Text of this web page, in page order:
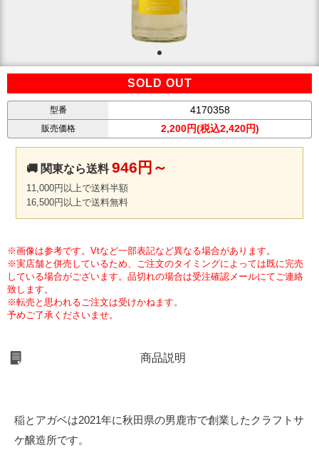
SOLD OUT
型番 4170358
販売価格 2,200円(税込2,420円)
🚚 関東なら送料946円～
11,000円以上で送料半額
16,500円以上で送料無料
※画像は参考です。Vtなど一部表記など異なる場合があります。
※実店舗と併売しているため、ご注文のタイミングによっては既に完売
している場合がございます。品切れの場合は受注確認メールにてご連絡
致します。
※転売と思われるご注文は受けかねます。
予めご了承くださいませ。
商品説明
稲とアガベは2021年に秋田県の男鹿市で創業したクラフトサ
ケ醸造所です。